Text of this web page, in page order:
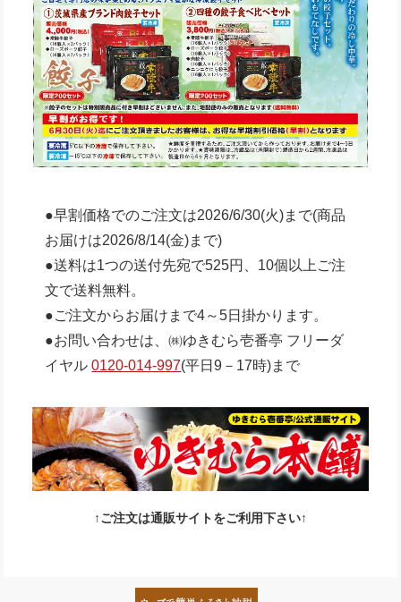
●早割価格でのご注文は2026/6/30(火)まで(商品
お届けは2026/8/14(金)まで)
●送料は1つの送付先宛で525円、10個以上ご注
文で送料無料。
●ご注文からお届けまで4～5日掛かります。
●お問い合わせは、㈱ゆきむら壱番亭 フリーダ
イヤル0120-014-997(平日9－17時)まで
↑ご注文は通販サイトをご利用下さい↑